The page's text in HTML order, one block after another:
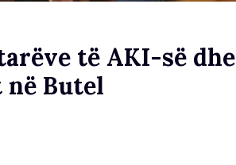
të AKI-së dhe
Butel